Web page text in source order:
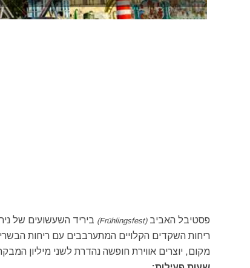
פסטיבל האביב(Frühlingsfest) ביריד השעשועים של
ריחות השקדים הקלויים המתערבבים עם ריחות
מקום, יוצרים אווירת חופשה נהדרת לשני מיליון